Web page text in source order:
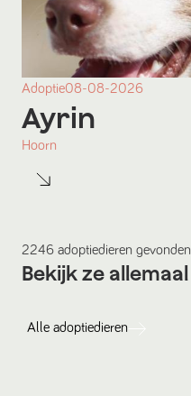
Adoptie08-08-2026
Ayrin
Hoorn
2246 adoptiedieren gevonden
Bekijk ze allemaal
Alle adoptiedieren